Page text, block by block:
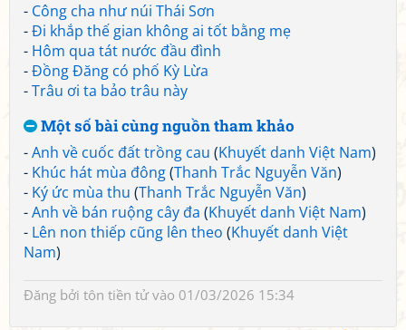
- Công cha như núi Thái Sơn
-Đi khắp thế gian không ai tốt bằng mẹ
- Hôm qua tát nước đầu đình
-Đồng Đăng có phố Kỳ Lừa
-Trâu ơi ta bảo trâu này
Một số bài cùng nguồn tham khảo
-Anh về cuốc đất trồng cau (Khuyết danh Việt Nam)
- Khúc hát mùa đông(Thanh Trắc Nguyễn Văn)
- Ký ức mùa thu (Thanh Trắc Nguyễn Văn)
-Anh về bán ruộng cây đa (Khuyết danh Việt Nam)
- Lên non thiếp cũng lên theo (Khuyết danh Việt
Nam)
Đăng bởi tôn tiền tửvào 01/03/2026 15:34